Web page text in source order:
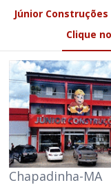
Júnior
Clique
Chapadinha-MA